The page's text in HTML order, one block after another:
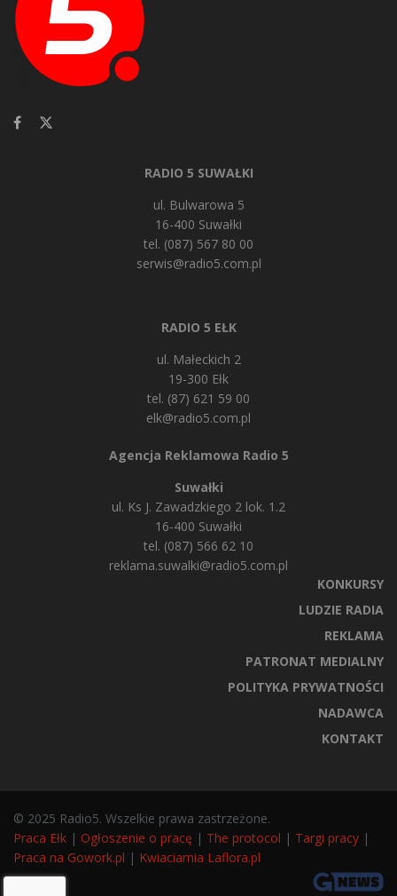
RADIO 5 SUWAŁKI
ul. Bulwarowa 5
16-400 Suwałki
tel. (087) 567 80 00
serwis@radio5.com.pl
RADIO 5 EŁK
ul. Małeckich 2
19-300 Ełk
tel. (87) 621 59 00
elk@radio5.com.pl
Agencja Reklamowa Radio 5
Suwałki
ul. Ks J. Zawadzkiego 2 lok. 1.2
16-400 Suwałki
tel. (087) 566 62 10
reklama.suwalki@radio5.com.pl
KONKURSY
LUDZIE RADIA
REKLAMA
PATRONAT MEDIALNY
POLITYKA PRYWATNOŚCI
NADAWCA
KONTAKT
© 2025 Radio5. Wszelkie prawa zastrzeżone.
Praca Ełk | Ogłoszenie o pracę | The protocol | Targi pracy |
Praca na Gowork.pl | Kwiaciarnia Laflora.pl